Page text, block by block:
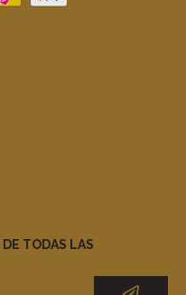
TODAS LAS